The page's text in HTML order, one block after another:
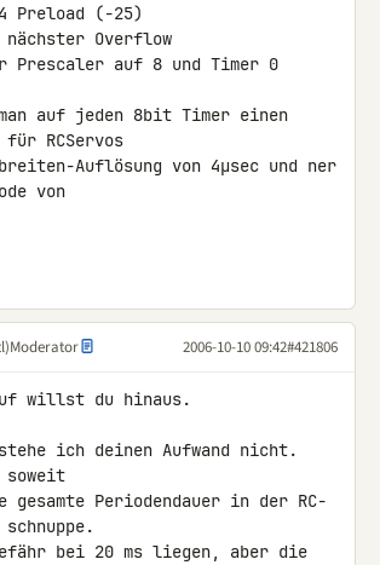
Preload (-25)
nächster Overflow
Prescaler auf 8 und Timer 0
auf jeden 8bit Timer einen
für RCServos
Auflösung von 4µsec und ner
von
Moderator 2006-10-10 09:42#421806
willst du hinaus.
ich deinen Aufwand nicht.
Periodendauer in der RC-
schnuppe.
bei 20 ms liegen, aber die